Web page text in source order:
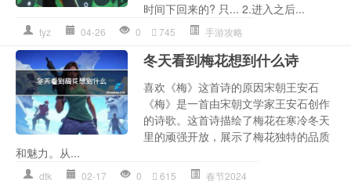
时间下回来的? 只... 2.进入之后...
tyz 04-26 0 745 手游攻略
冬天看到梅花想到什么诗
喜欢《梅》这首诗的原因宋朝王安石
《梅》是一首由宋朝文学家王安石创作
的诗歌。这首诗描绘了梅花在寒冷冬天
里的顽强开放，展示了梅花独特的品质
和魅力。从...
dtk 02-17 0 615 春节2024